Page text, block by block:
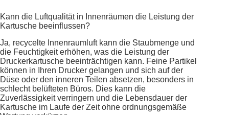
Kann die Luftqualität in Innenräumen die Leistung der
Kartusche beeinflussen?
Ja, recycelte Innenraumluft kann die Staubmenge und
die Feuchtigkeit erhöhen, was die Leistung der
Druckerkartusche beeinträchtigen kann. Feine Partikel
können in Ihren Drucker gelangen und sich auf der
Düse oder den inneren Teilen absetzen, besonders in
schlecht belüfteten Büros. Dies kann die
Zuverlässigkeit verringern und die Lebensdauer der
Kartusche im Laufe der Zeit ohne ordnungsgemäße